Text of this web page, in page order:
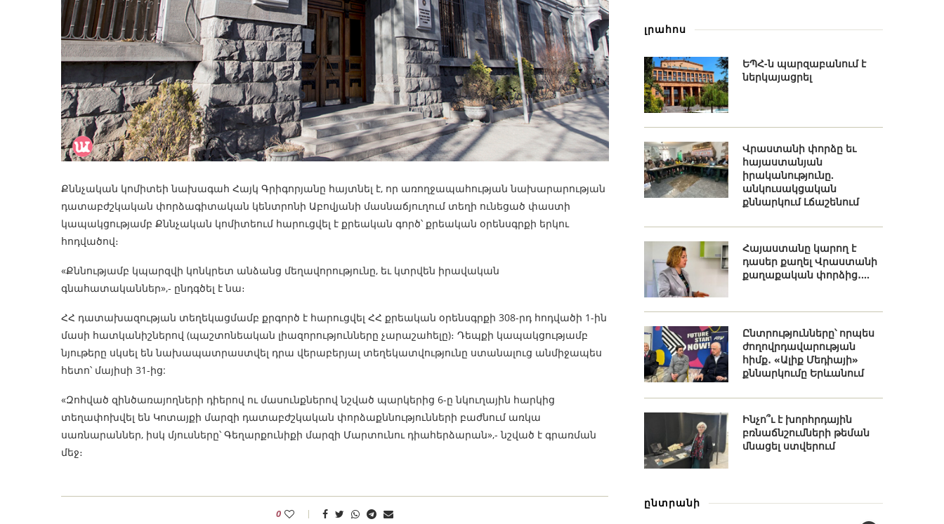
Քննչական կոմիտեի նախագահ Հայկ Գրիգորյանը հայտնել է, որ առողջապահության նախարարության
դատաբժշկական փորձագիտական կենտրոնի Աբովյանի մասնաճյուղում տեղի ունեցած փաստի
կապակցությամբ Քննչական կոմիտեում հարուցվել է քրեական գործ՝ քրեական օրենսգրքի երկու
հոդվածով։
«Քննությամբ կպարզվի կոնկրետ անձանց մեղավորությունը, եւ կտրվեն իրավական
գնահատականներ»,- ընդգծել է նա։
ՀՀ դատախազության տեղեկացմամբ քրգործ է հարուցվել ՀՀ քրեական օրենսգրքի 308-րդ հոդվածի 1-ին
մասի հատկանիշներով (պաշտոնեական լիազորությունները չարաշահելը)։ Դեպքի կապակցությամբ
նյութերը սկսել են նախապատրաստվել դրա վերաբերյալ տեղեկատվությունը ստանալուց անմիջապես
հետո՝ մայիսի 31-ից:
«Զոհված զինծառայողների դիերով ու մասունքներով նշված պարկերից 6-ը նկուղային հարկից
տեղափոխվել են Կոտայքի մարզի դատաբժշկական փորձաքննությունների բաժնում առկա
սառնարաններ, իսկ մյուսները՝ Գեղարքունիքի մարզի Մարտունու դիահերձարան»,- նշված է գրառման
մեջ։
0
լրահոս
ԵՊՀ-ն պարզաբանում է
ներկայացրել
Վրաստանի փորձը եւ
հայաստանյան
իրականությունը.
անկուսակցական
քննարկում Լճաշենում
Հայաստանը կարող է
դասեր քաղել Վրաստանի
քաղաքական փորձից․...
Ընտրությունները՝ որպես
ժողովրդավարության
հիմք․ «Ալիք Մեդիայի»
քննարկումը Երևանում
Ինչո՞ւ է խորհրդային
բռնաճնշումների թեման
մնացել ստվերում
ընտրանի